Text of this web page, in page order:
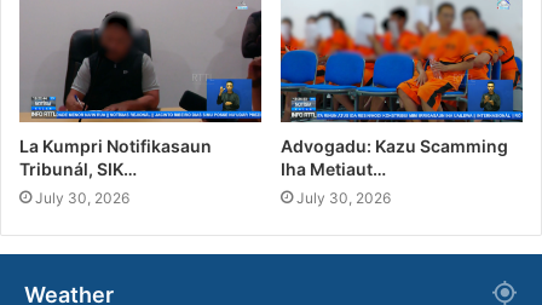
La Kumpri Notifikasaun
Tribunál, SIK…
July 30, 2026
Advogadu: Kazu Scamming
Iha Metiaut…
July 30, 2026
Weather